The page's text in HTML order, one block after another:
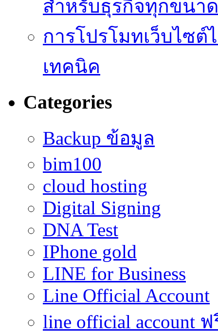
สำหรับธุรกิจทุกขนาด
การโปรโมทเว็บไซต์
เทคนิค
Categories
Backup ข้อมูล
bim100
cloud hosting
Digital Signing
DNA Test
IPhone gold
LINE for Business
Line Official Account
line official account